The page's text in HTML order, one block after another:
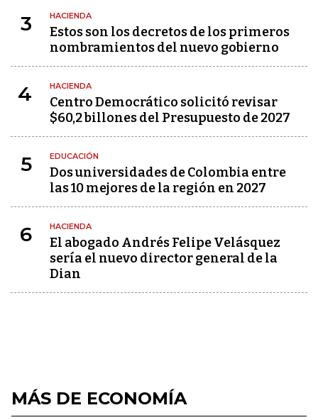
3 HACIENDA
Estos son los decretos de los primeros
nombramientos del nuevo gobierno
4 HACIENDA
Centro Democrático solicitó revisar
$60,2 billones del Presupuesto de 2027
5 EDUCACIÓN
Dos universidades de Colombia entre
las 10 mejores de la región en 2027
6 HACIENDA
El abogado Andrés Felipe Velásquez
sería el nuevo director general de la
Dian
MÁS DE ECONOMÍA